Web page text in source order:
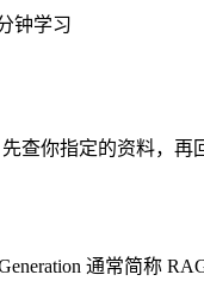
钟学习
查你指定的资料，再
通常简称